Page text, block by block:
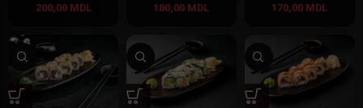
200,00 MDL 180,00 MDL 170,00 MDL